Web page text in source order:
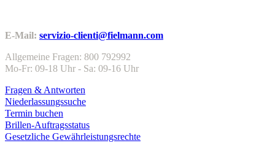
E-Mail: servizio-clienti@fielmann.com
Allgemeine Fragen: 800 792992
Mo-Fr: 09-18 Uhr - Sa: 09-16 Uhr
Fragen & Antworten
Niederlassungssuche
Termin buchen
Brillen-Auftragsstatus
Gesetzliche Gewährleistungsrechte